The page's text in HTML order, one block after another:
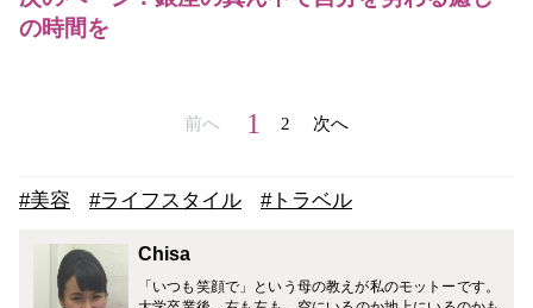
の時間を
前へ 1 2 次へ
#美容 #ライフスタイル #トラベル
Chisa
「いつも笑顔で」という母の教えが私のモットーです。